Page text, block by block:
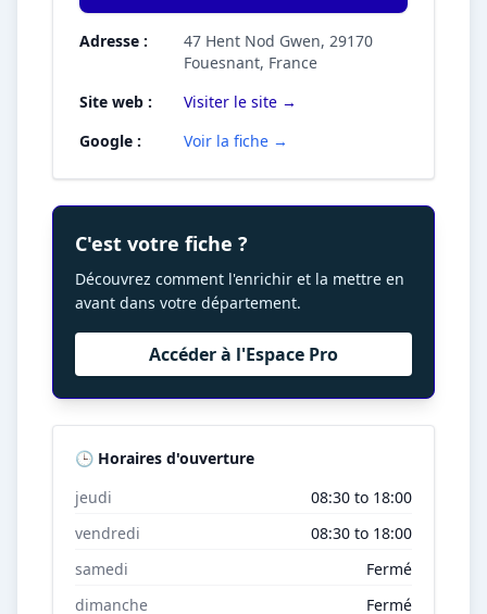
Adresse :
47 Hent Nod Gwen, 29170
Fouesnant, France
Site web :
Visiter le site →
Google :
Voir la fiche →
C'est votre fiche ?
Découvrez comment l'enrichir et la mettre en
avant dans votre département.
Accéder à l'Espace Pro
🕒 Horaires d'ouverture
jeudi
08:30 to 18:00
vendredi
08:30 to 18:00
samedi
Fermé
dimanche
Fermé